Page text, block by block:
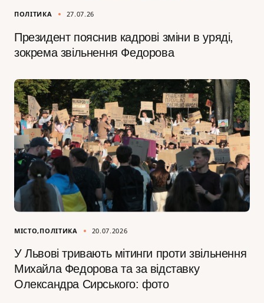
ПОЛІТИКА 27.07.26
Президент пояснив кадрові зміни в уряді,
зокрема звільнення Федорова
МІСТО ПОЛІТИКА 20.07.2026
У Львові тривають мітинги проти звільнення
Михайла Федорова та за відставку
Олександра Сирського: фото